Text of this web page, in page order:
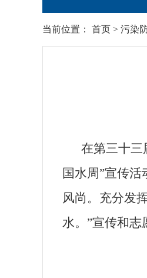
当前位置： 首页 > 污染
在第三十三
国水周”宣传活
风尚。 充分发
水。 ”宣传和志